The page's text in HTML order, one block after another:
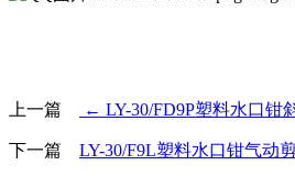
上一篇 ← LY-30/FD9P塑料水口钳
下一篇 LY-30/F9L塑料水口钳气动